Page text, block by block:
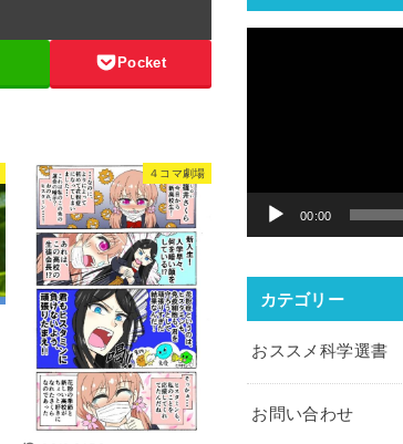
Pocket
４コマ劇場
ヤ
00:00
カテゴリー
おススメ科学選書
お問い合わせ